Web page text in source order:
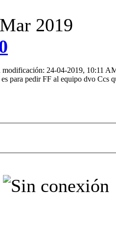
2019
modificación: 24-04-2019, 10:11
para pedir FF al equipo dvo